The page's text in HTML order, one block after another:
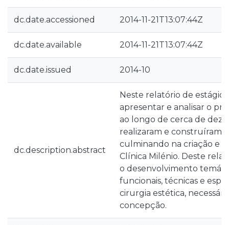
dc.date.accessioned 2014-11-21T13:07:44Z
dc.date.available 2014-11-21T13:07:44Z
dc.date.issued 2014-10
dc.description.abstract
Neste relatório de estágio
apresentar e analisar o
ao longo de cerca de dez
realizaram e construíram
culminando na criação e
Clínica Milénio. Deste
o desenvolvimento
funcionais, técnicas e
cirurgia estética,
concepção.